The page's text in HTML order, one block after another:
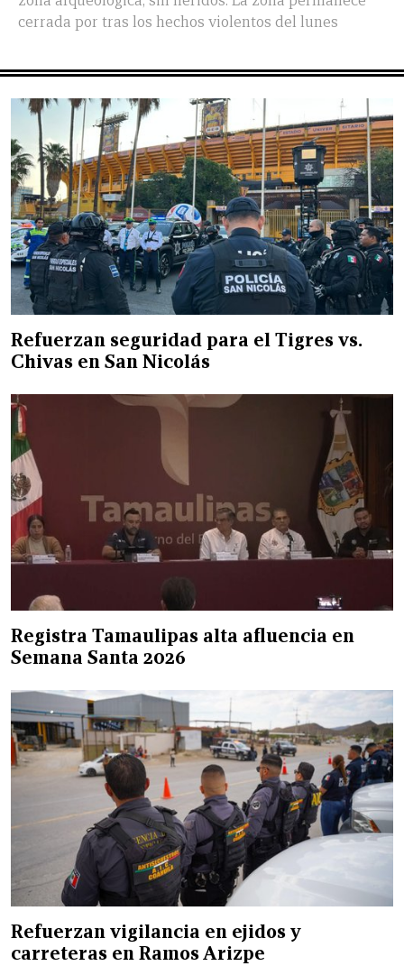
cerrada por tras los hechos violentos del lunes
Refuerzan seguridad para el Tigres vs.
Chivas en San Nicolás
Registra Tamaulipas alta afluencia en
Semana Santa 2026
Refuerzan vigilancia en ejidos y
carreteras en Ramos Arizpe